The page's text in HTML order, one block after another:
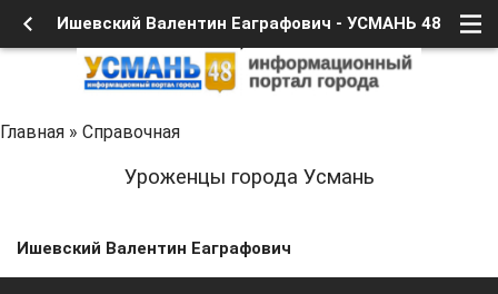
Ишевский Валентин Еаграфович - УСМАНЬ 48
Главная » Справочная
Уроженцы города Усмань
Ишевский Валентин Еаграфович